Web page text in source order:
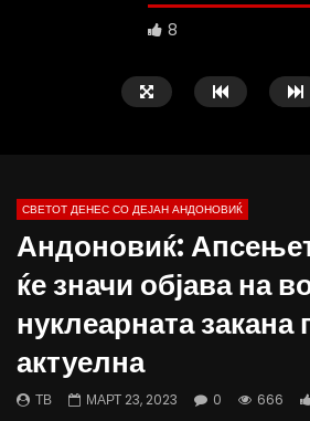
8
13:31
конфликт? Индија и Пакистан
АПРИЛ 30, 2025
0
1.5K 26 0
СВЕТОТ ДЕНЕС СО ДЕЈАН АНДОНОВИЌ
Андоновиќ:
ќе значи објава на
нуклеарната
актуелна
ТВ МАРТ 23, 2023 0 666